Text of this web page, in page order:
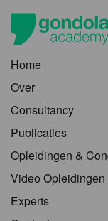
Home
Over
Consultancy
Publicaties
Opleidingen &
Video Opleidingen
Experts